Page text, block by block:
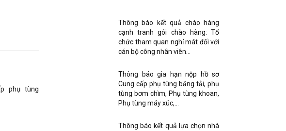
phụ tùng
Thông báo kết quả chào hàng
cạnh tranh gói chào hàng: Tổ
chức tham quan nghỉ mát đối với
cán bộ công nhân viên...
Thông báo gia hạn nộp hồ sơ
Cung cấp phụ tùng băng tải, phụ
tùng bơm chìm, Phụ tùng khoan,
Phụ tùng máy xúc,...
Thông báo kết quả lựa chọn nhà